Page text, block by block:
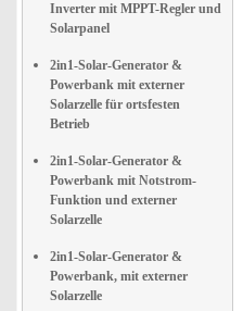
Inverter mit MPPT-Regler und
Solarpanel
2in1-Solar-Generator &
Powerbank mit externer
Solarzelle für ortsfesten
Betrieb
2in1-Solar-Generator &
Powerbank mit Notstrom-
Funktion und externer
Solarzelle
2in1-Solar-Generator &
Powerbank, mit externer
Solarzelle